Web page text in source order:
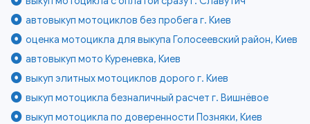
автовыкуп мотоциклов без пробега г. Киев
оценка мотоцикла для выкупа Голосеевский район, Киев
автовыкуп мото Куреневка, Киев
выкуп элитных мотоциклов дорого г. Киев
выкуп мотоцикла безналичный расчет г. Вишнёвое
выкуп мотоцикла по доверенности Позняки, Киев